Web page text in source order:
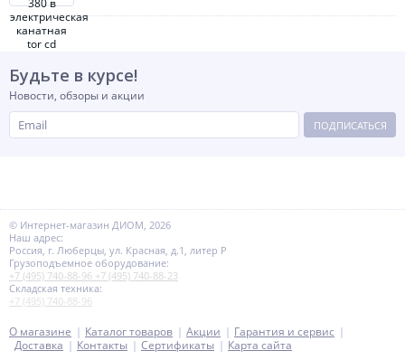
Будьте в курсе!
Новости, обзоры и акции
ПОДПИСАТЬСЯ
© Интернет-магазин ДИОМ, 2026
Наш адрес:
Россия, г. Люберцы, ул. Красная, д.1, литер Р
Грузоподъемное оборудование:
+7 (495) 740-88-96 +7 (495) 740-88-23
Складская техника:
+7 (495) 740-88-96
О магазине Каталог товаров Акции
Гарантия и сервис
Доставка
Контакты Сертификаты Карта сайта